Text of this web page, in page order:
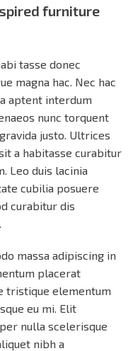
furniture
tasse donec
magna hac. Nec hac
aptent interdum
nunc torquent
justo. Ultrices
a habitasse curabitur
Leo duis lacinia
cubilia posuere
curabitur dis
massa adipiscing in
placerat
tristique elementum
eu mi. Elit
nulla scelerisque
nibh a